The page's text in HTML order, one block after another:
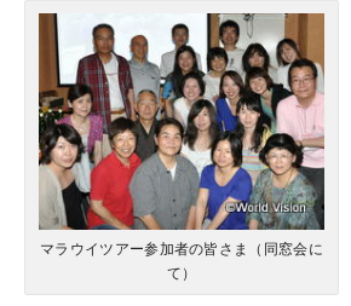
マラウイツアー参加者の皆さま（同窓会に
て）